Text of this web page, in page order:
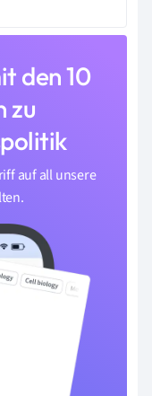
den 10
zu
auf all unsere